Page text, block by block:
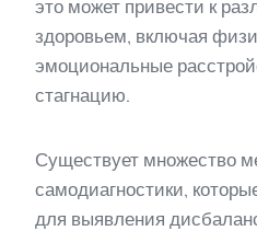
это может привести к
здоровьем, включая
эмоциональные
стагнацию.
Существует множество
самодиагностики,
для выявления